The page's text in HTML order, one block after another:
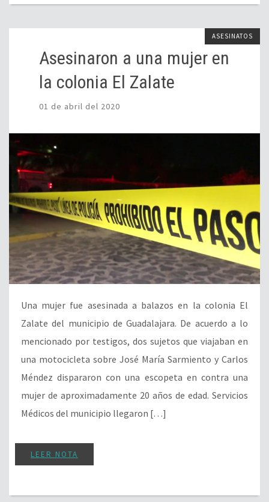
ASESINATOS
Asesinaron a una mujer en
la colonia El Zalate
01 de abril del 2020
Una mujer fue asesinada a balazos en la colonia El
Zalate del municipio de Guadalajara. De acuerdo a lo
mencionado por testigos, dos sujetos que viajaban en
una motocicleta sobre José María Sarmiento y Carlos
Méndez dispararon con una escopeta en contra una
mujer de aproximadamente 20 años de edad. Servicios
Médicos del municipio llegaron […]
LEER NOTA